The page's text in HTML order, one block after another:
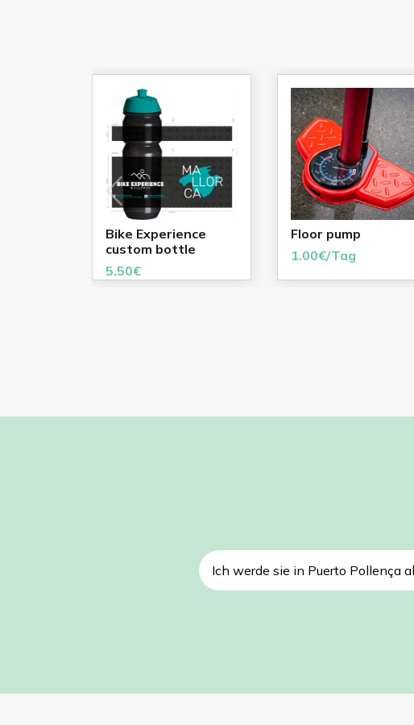
Bike Experience
custom bottle
5.50€
Floor pump
1.00€/Tag